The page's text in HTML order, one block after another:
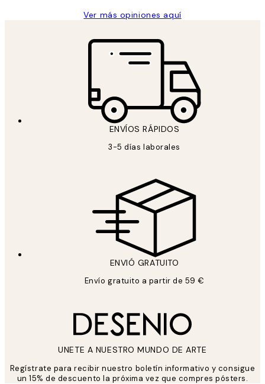
Ver más opiniones aquí
ENVÍOS RÁPIDOS
3-5 días laborales
ENVIÓ GRATUITO
Envío gratuito a partir de 59 €
UNETE A NUESTRO MUNDO DE ARTE
Regístrate para recibir nuestro boletín informativo y consigue
un 15% de descuento la próxima vez que compres pósters.